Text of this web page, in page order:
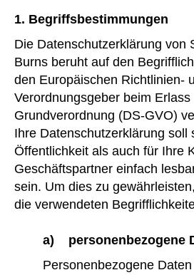
1. Begriffsbestimmungen
Die Datenschutzerklärung von
Burns beruht auf den
den Europäischen Richtlinien-
Verordnungsgeber beim
Grundverordnung (DS-GVO)
Ihre Datenschutzerklärung soll
Öffentlichkeit als auch für Ihre
Geschäftspartner einfach
sein. Um dies zu
die verwendeten
a) personenbezogene
Personenbezogene